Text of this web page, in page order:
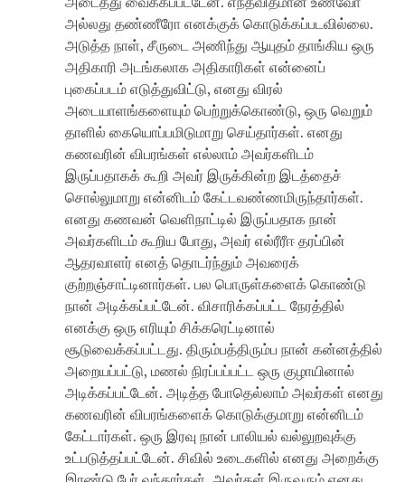
அல்லது தண்ணீரோ எனக்குக் கொடுக்கப்படவில்லை.
அடுத்த நாள், சீருடை அணிந்து ஆயுதம் தாங்கிய ஒரு
அதிகாரி அடங்கலாக அதிகாரிகள் என்னைப்
புகைப்படம் எடுத்துவிட்டு, எனது விரல்
அடையாளங்களையும் பெற்றுக்கொண்டு, ஒரு வெறும்
தாளில் கையொப்பமிடுமாறு செய்தார்கள். எனது
கணவரின் விபரங்கள் எல்லாம் அவர்களிடம்
இருப்பதாகக் கூறி அவர் இருக்கின்ற இடத்தைச்
சொல்லுமாறு என்னிடம் கேட்டவண்ணமிருந்தார்கள்.
எனது கணவன் வெளிநாட்டில் இருப்பதாக நான்
அவர்களிடம் கூறிய போது, அவர் எல்ரீரீஈ தரப்பின்
ஆதரவாளர் எனத் தொடர்ந்தும் அவரைக்
குற்றஞ்சாட்டினார்கள். பல பொருள்களைக் கொண்டு
நான் அடிக்கப்பட்டேன். விசாரிக்கப்பட்ட நேரத்தில்
எனக்கு ஒரு எரியும் சிக்கரெட்டினால்
சூடுவைக்கப்பட்டது. திரும்பத்திரும்ப நான் கன்னத்தில்
அறையப்பட்டு, மணல் நிரப்பப்பட்ட ஒரு குழாயினால்
அடிக்கப்பட்டேன். அடித்த போதெல்லாம் அவர்கள் எனது
கணவரின் விபரங்களைக் கொடுக்குமாறு என்னிடம்
கேட்டார்கள். ஒரு இரவு நான் பாலியல் வல்லுறவுக்கு
உட்படுத்தப்பட்டேன். சிவில் உடைகளில் எனது அறைக்கு